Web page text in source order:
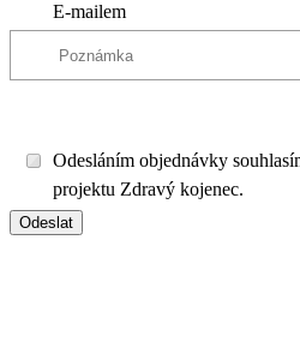
E-mailem
Odesláním objednávky
projektu Zdravý kojenec.